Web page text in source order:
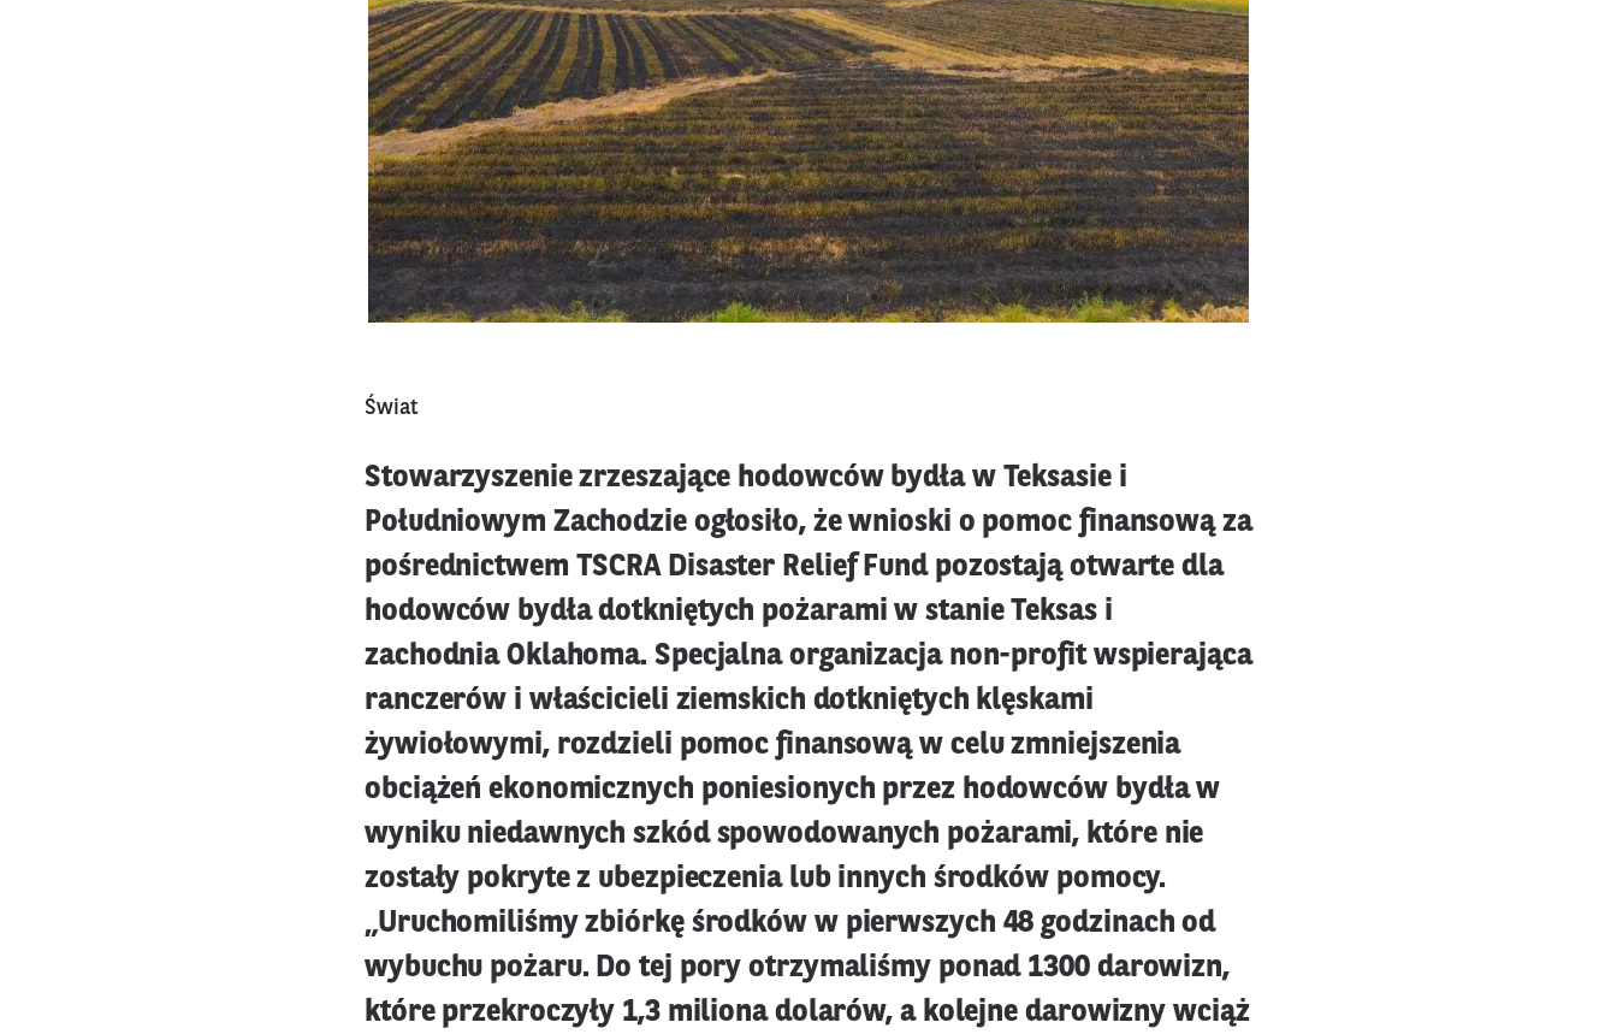
Świat
Stowarzyszenie zrzeszające hodowców bydła w Teksasie i
Południowym Zachodzie ogłosiło, że wnioski o pomoc finansową za
pośrednictwem TSCRA Disaster Relief Fund pozostają otwarte dla
hodowców bydła dotkniętych pożarami w stanie Teksas i
zachodnia Oklahoma. Specjalna organizacja non-profit wspierająca
ranczerów i właścicieli ziemskich dotkniętych klęskami
żywiołowymi, rozdzieli pomoc finansową w celu zmniejszenia
obciążeń ekonomicznych poniesionych przez hodowców bydła w
wyniku niedawnych szkód spowodowanych pożarami, które nie
zostały pokryte z ubezpieczenia lub innych środków pomocy.
„Uruchomiliśmy zbiórkę środków w pierwszych 48 godzinach od
wybuchu pożaru. Do tej pory otrzymaliśmy ponad 1300 darowizn,
które przekroczyły 1,3 miliona dolarów, a kolejne darowizny wciąż